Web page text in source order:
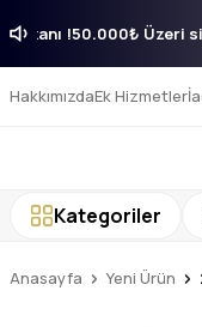
İmkanı !50.000₺
HakkımızdaEk Hizmetler
Kategoriler
Anasayfa Yeni Ürün